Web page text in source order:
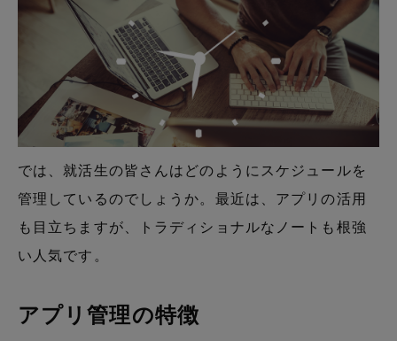
では、就活生の皆さんはどのようにスケジュールを
管理しているのでしょうか。最近は、アプリの活用
も目立ちますが、トラディショナルなノートも根強
い人気です。
アプリ管理の特徴